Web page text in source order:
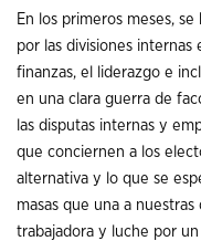
En los primeros meses,
por las divisiones
finanzas, el liderazgo e
en una clara guerra de
las disputas internas y
que conciernen a los
alternativa y lo que se
masas que una a
trabajadora y luche por